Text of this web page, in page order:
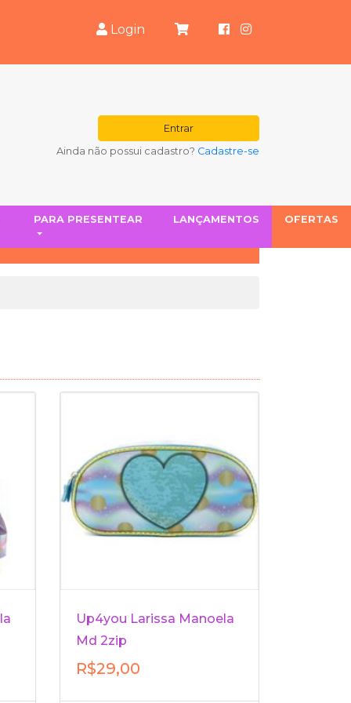
Login
Entrar
Ainda não possui cadastro? Cadastre-se
PARA PRESENTEAR LANÇAMENTOS OFERTAS
Up4you Larissa Manoela
Md 2zip
R$29,00